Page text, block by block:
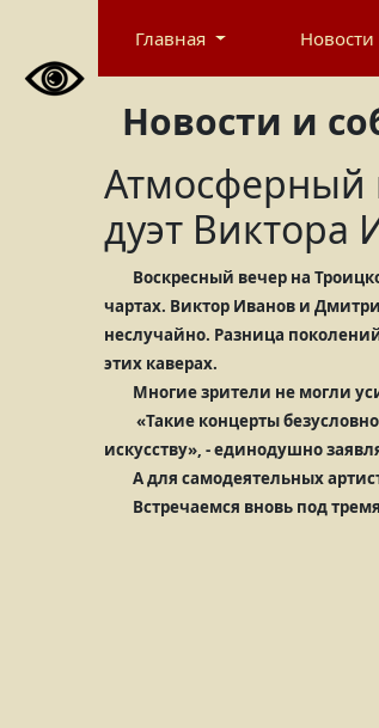
Главная Новости
Новости и
Атмосферный
дуэт Виктора
Воскресный вечер на
чартах. Виктор Иванов и
неслучайно. Разница
этих каверах.
Многие зрители не могли
«Такие концерты
искусству», - единодушно
А для самодеятельных
Встречаемся вновь под